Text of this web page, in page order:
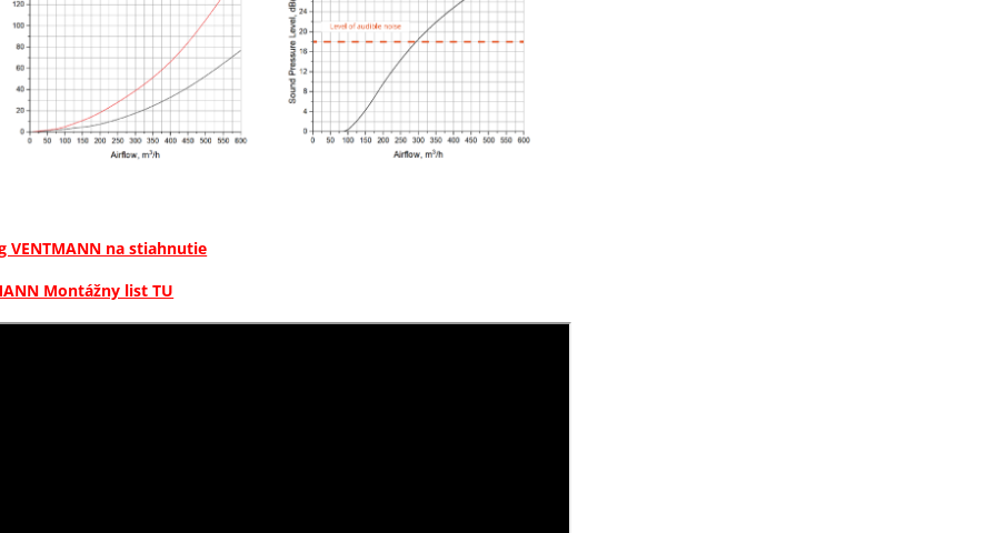
VENTMANN na stiahnutie
Montážny list TU